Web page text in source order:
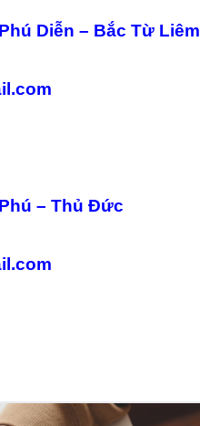
Diễn – Bắc Từ Liêm
– Thủ Đức